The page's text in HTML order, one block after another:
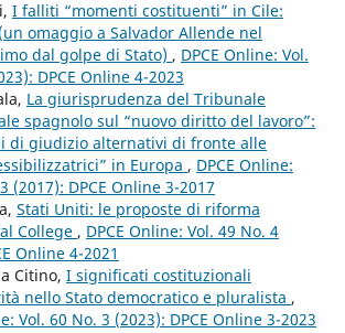
I falliti “momenti costituenti” in Cile:
omaggio a Salvador Allende nel
dal golpe di Stato) , DPCE Online: Vol.
DPCE Online 4-2023
La giurisprudenza del Tribunale
spagnolo sul “nuovo diritto del lavoro”:
di giudizio alternativi di fronte alle
in Europa , DPCE Online:
(2017): DPCE Online 3-2017
Stati Uniti: le proposte di riforma
College , DPCE Online: Vol. 49 No. 4
Online 4-2021
Citino, I significati costituzionali
nello Stato democratico e pluralista ,
Vol. 60 No. 3 (2023): DPCE Online 3-2023